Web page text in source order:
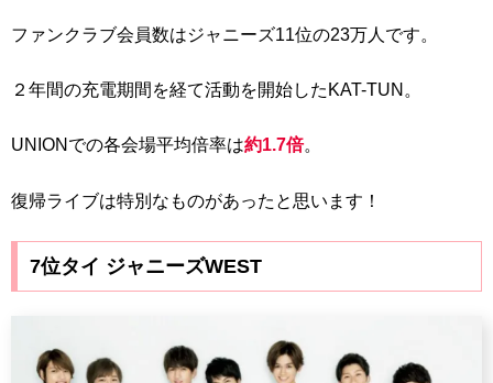
ファンクラブ会員数はジャニーズ11位の23万人です。
２年間の充電期間を経て活動を開始したKAT-TUN。
UNIONでの各会場平均倍率は約1.7倍。
復帰ライブは特別なものがあったと思います！
7位タイ ジャニーズWEST